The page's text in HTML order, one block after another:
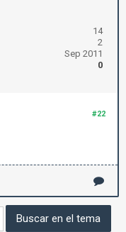
14
2
Sep 2011
0
#22